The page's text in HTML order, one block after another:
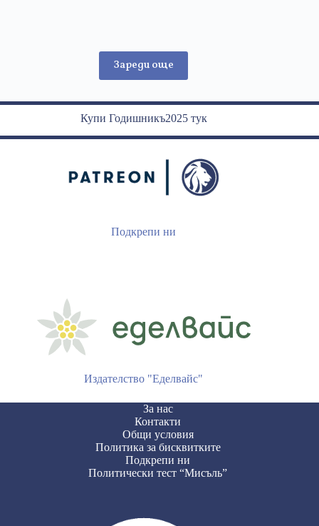
Зареди още
Купи Годишникъ2025 тук
Подкрепи ни
Издателство "Еделвайс"
За нас
Контакти
Общи условия
Политика за бисквитките
Подкрепи ни
Политически тест “Мисъль”